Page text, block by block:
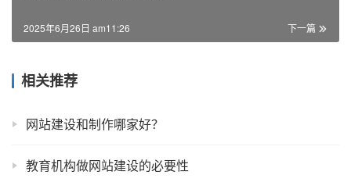
下一篇
2025年6月26日 am11:26
相关推荐
网站建设和制作哪家好？
教育机构做网站建设的必要性